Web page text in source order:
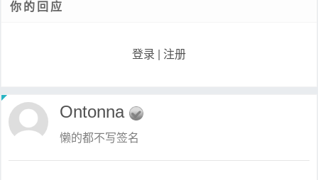
你的回应
登录 注册
Ontonna
懒的都不写签名